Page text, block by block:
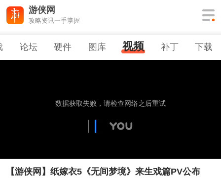
游侠网
攻略资讯一手掌握
论坛 硬件 图库 视频 补丁 下载
【游侠网】纸嫁衣5《无间梦境》来生戏篇PV公布